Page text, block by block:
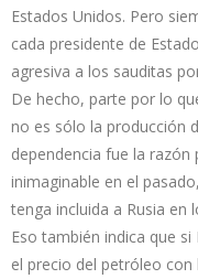
Estados Unidos. Pero
cada presidente de
agresiva a los sauditas
De hecho, parte por lo
no es sólo la producción
dependencia fue la
inimaginable en el
tenga incluida a Rusia en
Eso también indica que
el precio del petróleo